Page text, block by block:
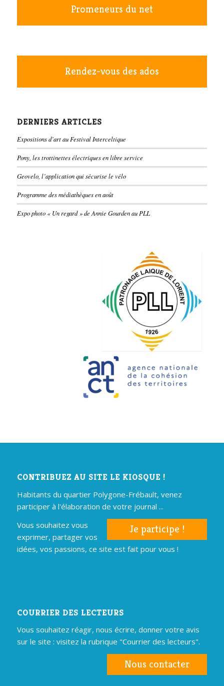
Promeneurs du net
Rendez-vous des ados
DERNIERS ARTICLES
Expositions d’art au Festival Interceltique
Pony, les trottinettes électriques en libre service
Geovelo, l’application qui sécurise le vélo
Programme des médiathèques en août
Expo photo « Un regard » de Annie Gourden au PLL
CONTRIBUEZ AU SITE LE KIOSQUE !
Habitants du quartier Polygone-Frébault, venez
participer à l'élaboration de votre journal ...
Je participe !
Vous souhaitez vous
exprimer, partager vos
idées, vos passions, ce site est fait pour vous !
COURRIER DES LECTEURS
Vous souhaitez réagir, nous écrire, donner votre avis
sur le site : visitez la rubrique "Courrier des lecteurs".
Nous contacter